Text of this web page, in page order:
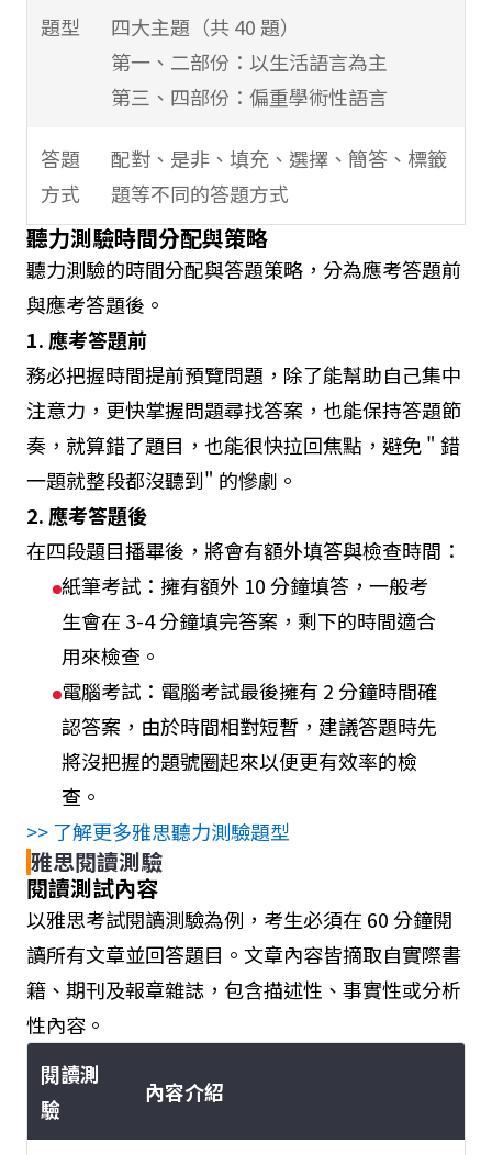
題型
四大主題（共 40 題）
第一、二部份：以生活語言為主
第三、四部份：偏重學術性語言
答題
方式
配對、是非、填充、選擇、簡答、標籤
題等不同的答題方式
聽力測驗時間分配與策略
聽力測驗的時間分配與答題策略，分為應考答題前
與應考答題後。
1. 應考答題前
務必把握時間提前預覽問題，除了能幫助自己集中
注意力，更快掌握問題尋找答案，也能保持答題節
奏，就算錯了題目，也能很快拉回焦點，避免 " 錯
一題就整段都沒聽到" 的慘劇。
2. 應考答題後
在四段題目播畢後，將會有額外填答與檢查時間：
紙筆考試：擁有額外 10 分鐘填答，一般考
生會在 3-4 分鐘填完答案，剩下的時間適合
用來檢查。
電腦考試：電腦考試最後擁有 2 分鐘時間確
認答案，由於時間相對短暫，建議答題時先
將沒把握的題號圈起來以便更有效率的檢
查。
>> 了解更多雅思聽力測驗題型
雅思閱讀測驗
閱讀測試內容
以雅思考試閱讀測驗為例，考生必須在 60 分鐘閱
讀所有文章並回答題目。文章內容皆摘取自實際書
籍、期刊及報章雜誌，包含描述性、事實性或分析
性內容。
閱讀測
驗
內容介紹